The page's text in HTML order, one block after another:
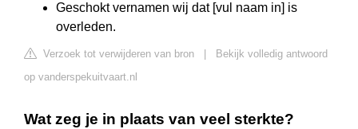
Geschokt vernamen wij dat [vul naam in] is
overleden.
Verzoek tot verwijderen van bron
Bekijk volledig antwoord
op vanderspekuitvaart.nl
Wat zeg je in plaats van veel sterkte?